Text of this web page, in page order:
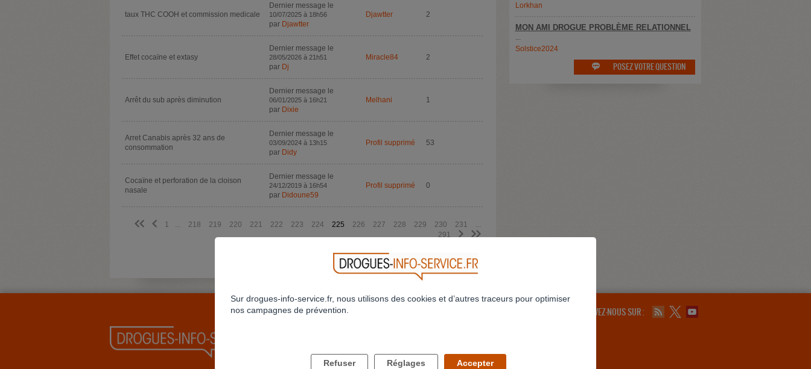
taux THC COOH et commission medicale
Dernier message le
10/07/2025 à 18h56
par Djawtter
Djawtter 2
Effet cocaïne et extasy
Dernier message le
28/05/2026 à 21h51
par Dj
Miracle84 2
Arrêt du sub après diminution
Dernier message le
06/01/2025 à 16h21
par Dixie
Melhani 1
Arret Canabis après 32 ans de
consommation
Dernier message le
03/09/2024 à 13h15
par Didy
Profil supprimé 53
Cocaïne et perforation de la cloison
nasale
Dernier message le
24/12/2019 à 16h54
par Didoune59
Profil supprimé 0
<< < 1 218 219 220 221 222 223 224 225 226 227 228 229 230 231
291
> >>
CRÉEZ VOTRE FIL DE DISCUSSION RETOUR
Lorkhan
MON AMI DROGUE PROBLÈME RELATIONNEL
Solstice2024
 POSEZ VOTRE QUESTION
SUIVEZ-NOUS SUR :
Sur drogues-info-service.fr, nous utilisons des cookies et d’autres traceurs pour optimiser
nos campagnes de prévention.
Refuser Réglages Accepter